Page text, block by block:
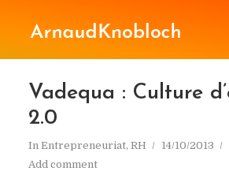
Vadequa : Culture
2.0
In Entrepreneuriat, RH 14/10/2013
Add comment